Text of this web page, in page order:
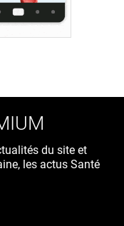
du site et
les actus Santé